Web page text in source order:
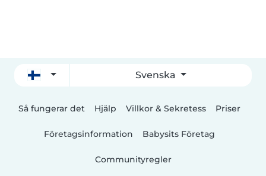
Svenska
Så fungerar det Hjälp Villkor & Sekretess Priser
Företagsinformation Babysits Företag
Communityregler